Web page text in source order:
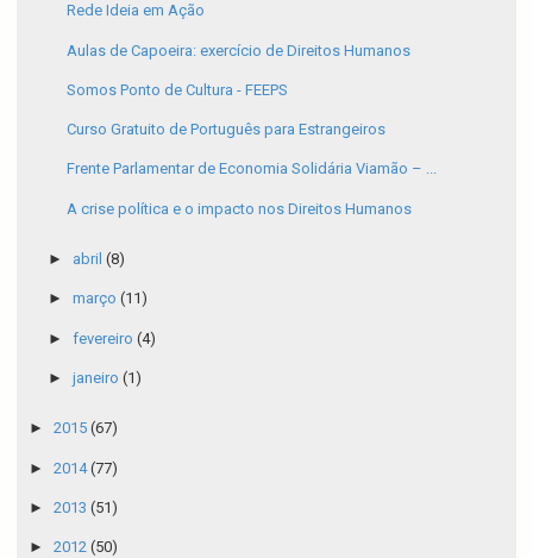
Rede Ideia em Ação
Aulas de Capoeira: exercício de Direitos Humanos
Somos Ponto de Cultura - FEEPS
Curso Gratuito de Português para Estrangeiros
Frente Parlamentar de Economia Solidária Viamão – ...
A crise política e o impacto nos Direitos Humanos
► abril (8)
► março (11)
► fevereiro (4)
► janeiro (1)
► 2015 (67)
► 2014(77)
► 2013 (51)
► 2012 (50)